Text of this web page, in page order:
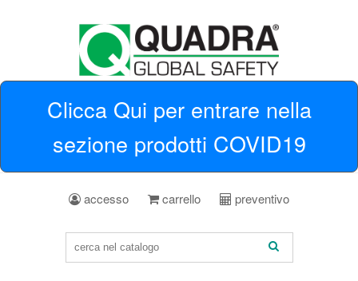
Clicca Qui per entrare nella
sezione prodotti COVID19
accesso carrello preventivo